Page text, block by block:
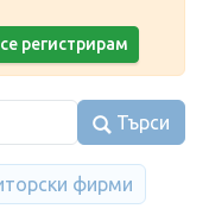
регистрирам
Търси
фирми